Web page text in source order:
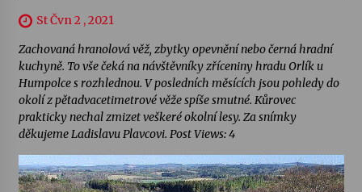
St Čvn 2 , 2021
Zachovaná hranolová věž, zbytky opevnění nebo černá hradní
kuchyně. To vše čeká na návštěvníky zříceniny hradu Orlík u
Humpolce s rozhlednou. V posledních měsících jsou pohledy do
okolí z pětadvacetimetrové věže spíše smutné. Kůrovec
prakticky nechal zmizet veškeré okolní lesy. Za snímky
děkujeme Ladislavu Plavcovi. Post Views: 4